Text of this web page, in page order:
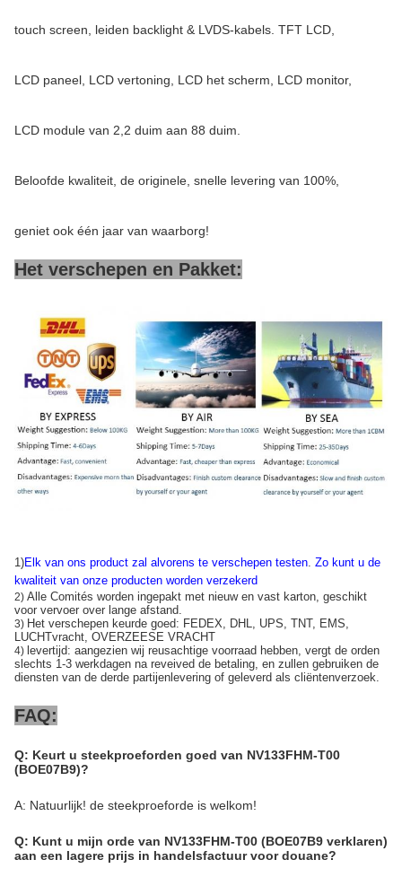
touch screen, leiden backlight & LVDS-kabels. TFT LCD,
LCD paneel, LCD vertoning, LCD het scherm, LCD monitor,
LCD module van 2,2 duim aan 88 duim.
Beloofde kwaliteit, de originele, snelle levering van 100%,
geniet ook één jaar van waarborg!
Het verschepen en Pakket:
1)Elk van ons product zal alvorens te verschepen testen. Zo kunt u de
kwaliteit van onze producten worden verzekerd
2) Alle Comités worden ingepakt met nieuw en vast karton, geschikt
voor vervoer over lange afstand.
3) Het verschepen keurde goed: FEDEX, DHL, UPS, TNT, EMS,
LUCHTvracht, OVERZEESE VRACHT
4) levertijd: aangezien wij reusachtige voorraad hebben, vergt de orden
slechts 1-3 werkdagen na reveived de betaling, en zullen gebruiken de
diensten van de derde partijenlevering of geleverd als cliëntenverzoek.
FAQ:
Q: Keurt u steekproeforden goed van NV133FHM-T00
(BOE07B9)?
A: Natuurlijk! de steekproeforde is welkom!
Q: Kunt u mijn orde van NV133FHM-T00 (BOE07B9 verklaren)
aan een lagere prijs in handelsfactuur voor douane?